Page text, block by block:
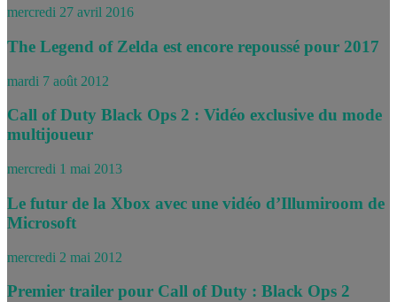
mercredi 27 avril 2016
The Legend of Zelda est encore repoussé pour 2017
mardi 7 août 2012
Call of Duty Black Ops 2 : Vidéo exclusive du mode
multijoueur
mercredi 1 mai 2013
Le futur de la Xbox avec une vidéo d’Illumiroom de
Microsoft
mercredi 2 mai 2012
Premier trailer pour Call of Duty : Black Ops 2